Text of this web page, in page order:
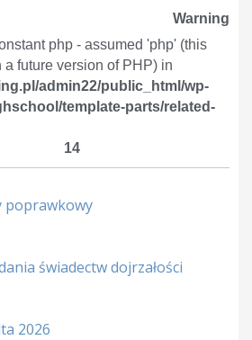
Warning
php - assumed 'php' (this
future version of PHP) in
admin22/public_html/wp-
template-parts/related-
14
poprawkowy
świadectw dojrzałości
2026